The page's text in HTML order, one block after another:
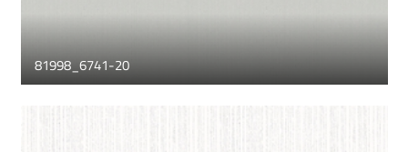
81998_6741-20